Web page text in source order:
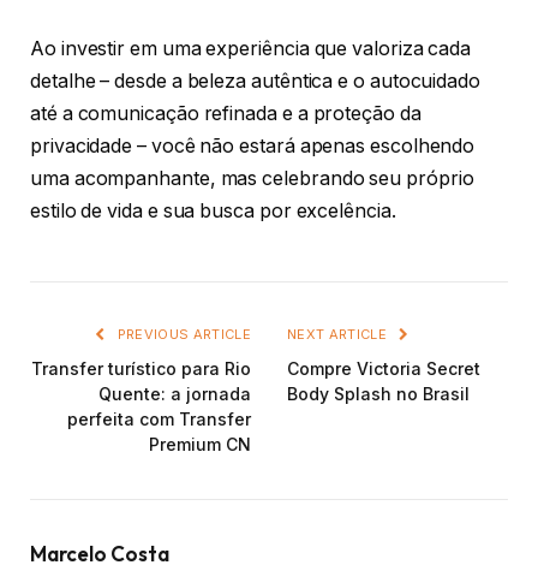
Ao investir em uma experiência que valoriza cada
detalhe – desde a beleza autêntica e o autocuidado
até a comunicação refinada e a proteção da
privacidade – você não estará apenas escolhendo
uma acompanhante, mas celebrando seu próprio
estilo de vida e sua busca por excelência.
PREVIOUS ARTICLE
Transfer turístico para Rio
Quente: a jornada
perfeita com Transfer
Premium CN
NEXT ARTICLE
Compre Victoria Secret
Body Splash no Brasil
Marcelo Costa